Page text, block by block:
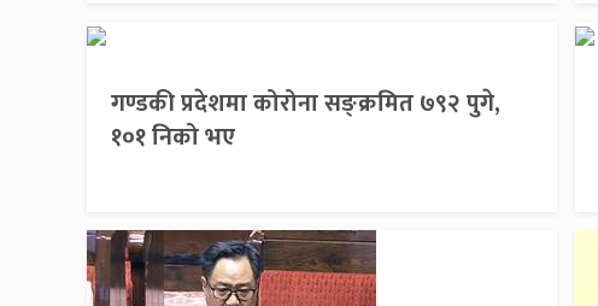
गण्डकी प्रदेशमा कोरोना सङ्क्रमित ७९२ पुगे,
१०१ निको भए